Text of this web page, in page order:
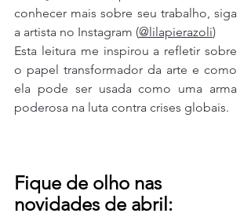
conhecer mais sobre seu trabalho, siga
a artista no Instagram (@lilapierazoli)
Esta leitura me inspirou a refletir sobre
o papel transformador da arte e como
ela pode ser usada como uma arma
poderosa na luta contra crises globais.
Fique de olho nas
novidades de abril: